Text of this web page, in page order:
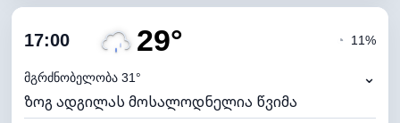
ღრუბლიანობა
ნამის წერტილი
ხილვადობა
9 კმ
17:00 29°
მგრძნობელობა 31°
◔ 11%
⌄
ზოგ ადგილას მოსალოდნელია წვიმა